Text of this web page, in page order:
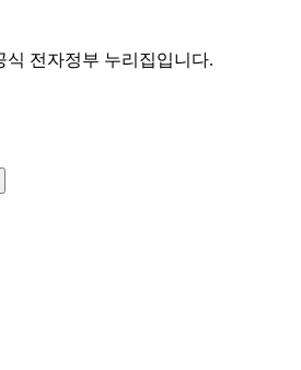
식 전자정부 누리집입니다.